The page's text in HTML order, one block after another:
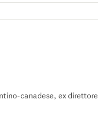
canadese, ex direttore